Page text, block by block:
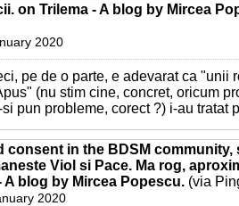
on Trilema - A blog by Mircea
2020
pe de o parte, e adevarat ca "unii
(nu stim cine, concret, oricum
pun probleme, corect ?) i-au tratat
consent in the BDSM community,
Viol si Pace. Ma rog,
A blog by Mircea Popescu. (via
2020